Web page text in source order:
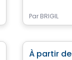
Par BRIGIL
À partir de